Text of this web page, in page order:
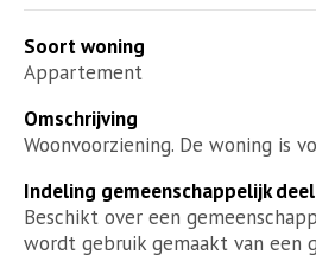
Soort woning
Appartement
Omschrijving
Woonvoorziening. De woning is
Indeling gemeenschappelijk deel
Beschikt over een
wordt gebruik gemaakt van een